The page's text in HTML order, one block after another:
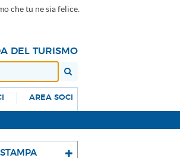
che tu ne sia felice.
DEL TURISMO
AREA SOCI